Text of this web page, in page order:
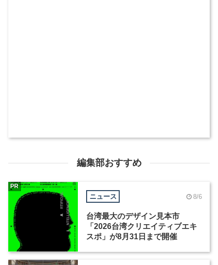
編集部おすすめ
ニュース 8/6
台湾最大のデザイン見本市
「2026台湾クリエイティブエキ
スポ」が8月31日まで開催
PR